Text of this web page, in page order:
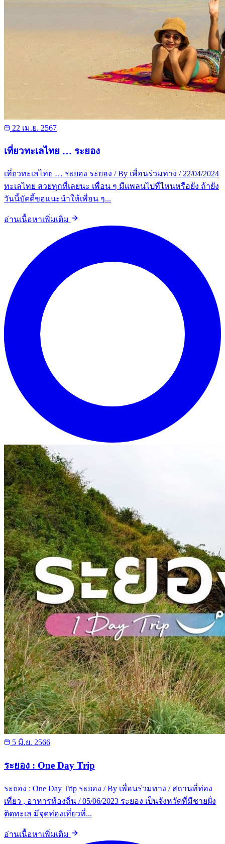
22 เม.ย. 2567
เที่ยวทะเลไทย … ระยอง
เที่ยวทะเลไทย … ระยอง ระยอง / By เพื่อนร่วมทาง / 22/04/2024
ทะเลไทย สวยทุกที่เลยนะ เพื่อน ๆ มีแพลนไปที่ไหนหรือยัง ถ้ายัง
วันนี้บัดดี้ขอแนะนำให้เพื่อน ๆ...
อ่านเนื้อหาเพิ่มเติม
5 มิ.ย. 2566
ระยอง : One Day Trip
ระยอง : One Day Trip ระยอง / By เพื่อนร่วมทาง / สถานที่ท่อง
เที่ยว , อาหารท้องถิ่น / 05/06/2023 ระยอง เป็นจังหวัดที่มีชายฝั่ง
ติดทะเล มีจุดท่องเที่ยวที่...
อ่านเนื้อหาเพิ่มเติม